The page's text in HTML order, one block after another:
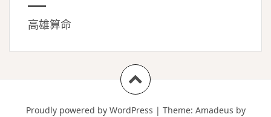
高雄算命
Proudly powered by WordPress | Theme: Amadeus by